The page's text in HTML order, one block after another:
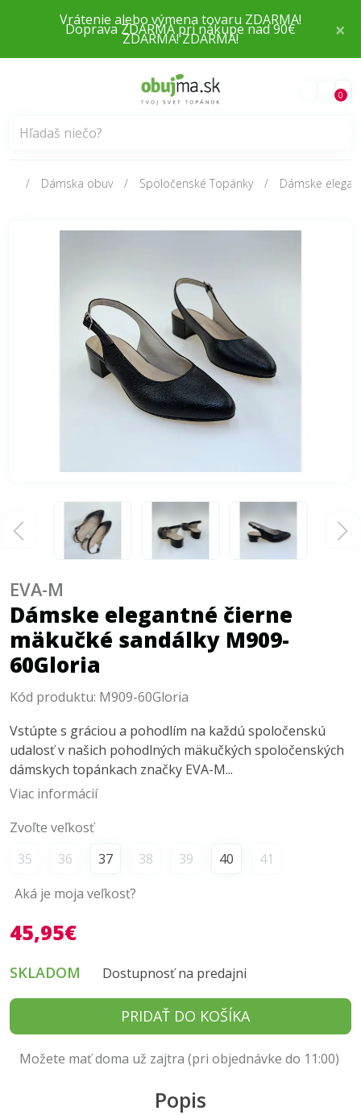
×
Doprava ZDARMA pri nákupe nad 90€
0
Dámska obuv Spoločenské Topánky Dámske
Dámske elegantné čierne
mäkučké sandálky M909-
60Gloria
EVA-M
Kód produktu: M909-60Gloria
Vstúpte s gráciou a pohodlím na každú spoločenskú
udalosť v našich pohodlných mäkučkých spoločenských
dámskych topánkach značky EVA-M...
Viac informácií
Zvoľte veľkosť
35
36 37 38 39 40
41
Aká je moja veľkosť?
45,95€
SKLADOM Dostupnosť na predajni
PRIDAŤ DO KOŠÍKA
Možete mať doma už zajtra (pri objednávke do 11:00)
Popis